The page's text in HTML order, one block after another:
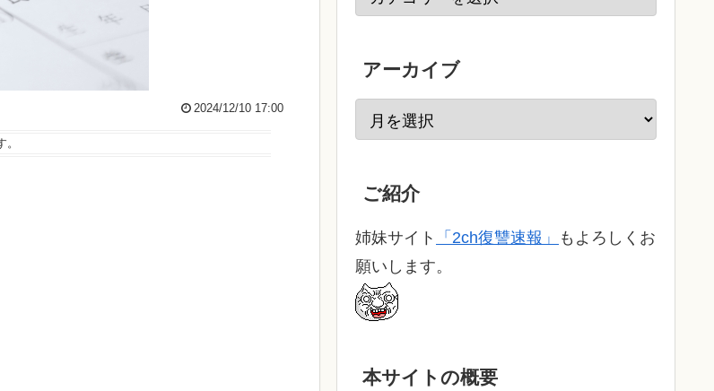
2024/12/10 17:00
。
アーカイブ
ご紹介
姉妹サイト 「2ch復讐速報」
もよろしくお
願いします。
本サイトの概要